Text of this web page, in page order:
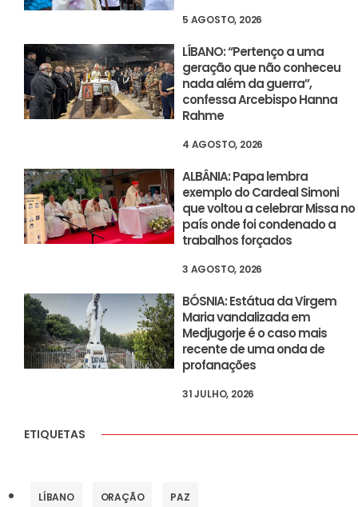
5 AGOSTO, 2026
LÍBANO: “Pertenço a uma
geração que não conheceu
nada além da guerra”,
confessa Arcebispo Hanna
Rahme
4 AGOSTO, 2026
ALBÂNIA: Papa lembra
exemplo do Cardeal Simoni
que voltou a celebrar Missa no
país onde foi condenado a
trabalhos forçados
3 AGOSTO, 2026
BÓSNIA: Estátua da Virgem
Maria vandalizada em
Medjugorje é o caso mais
recente de uma onda de
profanações
31 JULHO, 2026
ETIQUETAS
LÍBANO ORAÇÃO PAZ